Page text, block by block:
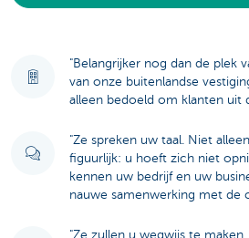
"Belangrijker nog dan de plek
van onze buitenlandse
alleen bedoeld om klanten uit
"Ze spreken uw taal. Niet
figuurlijk: u hoeft zich niet
kennen uw bedrijf en uw
nauwe samenwerking met de
"Ze zullen u wegwijs te